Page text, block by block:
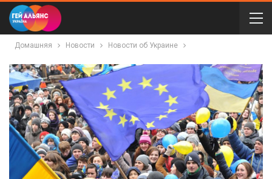
Домашняя Новости Новости об Украине